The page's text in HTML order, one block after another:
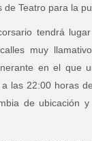
Teatro para la
tendrá
muy
en el que
las 22:00 horas
de ubicación